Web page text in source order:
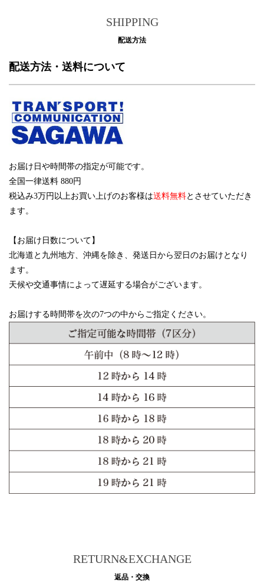
SHIPPING
配送方法
配送方法・送料について
お届け日や時間帯の指定が可能です。
全国一律送料 880円
税込み3万円以上お買い上げのお客様は送料無料とさせていただき
ます。
【お届け日数について】
北海道と九州地方、沖縄を除き、発送日から翌日のお届けとなり
ます。
天候や交通事情によって遅延する場合がございます。
お届けする時間帯を次の7つの中からご指定ください。
RETURN&EXCHANGE
返品・交換